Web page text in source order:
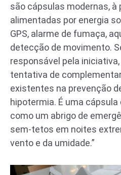
são cápsulas modernas, à
alimentadas por energia
GPS, alarme de fumaça,
detecção de movimento.
responsável pela
tentativa de
existentes na prevenção
hipotermia. É uma
como um abrigo de
sem-tetos em noites
vento e da umidade.”